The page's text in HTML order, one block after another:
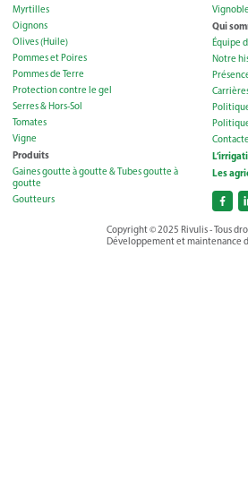
Myrtilles
Oignons
Olives (Huile)
Pommes et Poires
Pommes de Terre
Protection contre le gel
Serres & Hors-Sol
Tomates
Vigne
Produits
Gaines goutte à goutte & Tubes goutte à
goutte
Goutteurs
Qui
Équipe
Notre
Les
Copyright © 2025 Rivulis - Tous
Développement et maintenance